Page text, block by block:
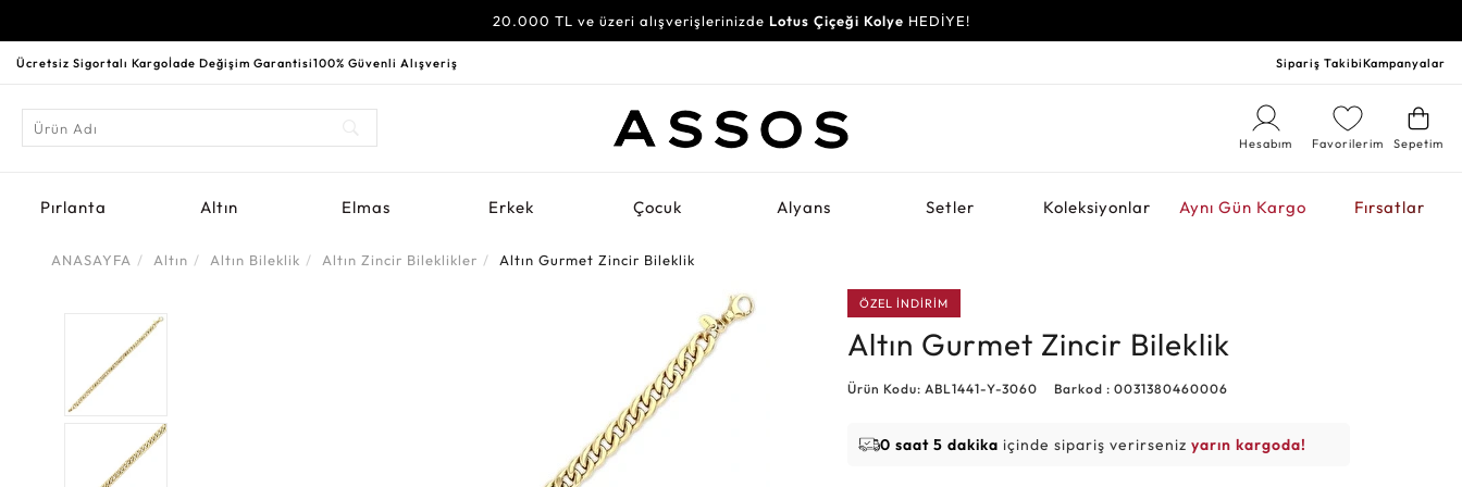
20.000 TL ve üzeri alışverişlerinizde Lotus Çiçeği Kolye HEDİYE!
Ücretsiz Sigortalı Kargoİade Değişim Garantisi100% Güvenli Alışveriş Sipariş TakibiKampanyalar
Sepetim
Favorilerim
Hesabım
Pırlanta Altın Elmas Erkek Çocuk Alyans Setler Koleksiyonlar Aynı Gün Kargo Fırsatlar
ANASAYFA Altın Altın Bileklik Altın Zincir Bileklikler Altın Gurmet Zincir Bileklik
ÖZEL İNDİRİM
Altın Gurmet Zincir Bileklik
Ürün Kodu: ABL1441-Y-3060 Barkod : 0031380460006
0 saat 5 dakika içinde sipariş verirsenizyarın kargoda!